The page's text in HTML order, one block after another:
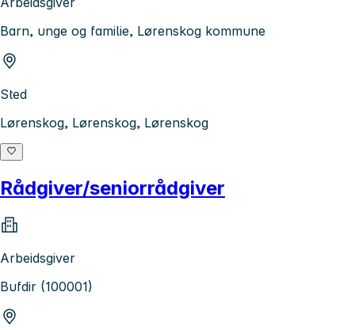
Barn, unge og familie, Lørenskog kommune
Sted
Lørenskog, Lørenskog, Lørenskog
Rådgiver/seniorrådgiver
Arbeidsgiver
Bufdir (100001)